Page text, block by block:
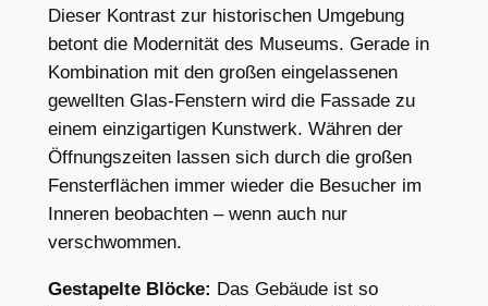
Dieser Kontrast zur historischen Umgebung
betont die Modernität des Museums. Gerade in
Kombination mit den großen eingelassenen
gewellten Glas-Fenstern wird die Fassade zu
einem einzigartigen Kunstwerk. Währen der
Öffnungszeiten lassen sich durch die großen
Fensterflächen immer wieder die Besucher im
Inneren beobachten – wenn auch nur
verschwommen.
Gestapelte Blöcke: Das Gebäude ist so